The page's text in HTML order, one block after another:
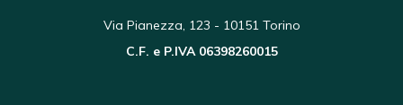
Via Pianezza, 123 - 10151 Torino
C.F. e P.IVA 06398260015